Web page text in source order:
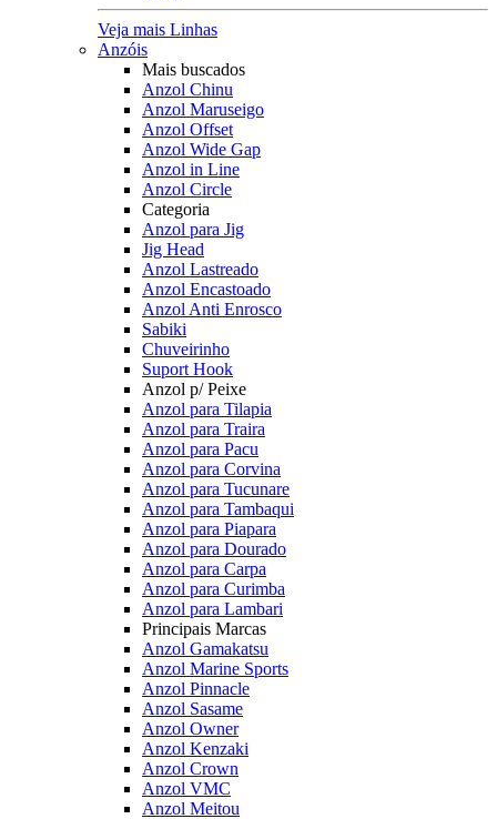
Veja mais Linhas
Anzóis
Mais buscados
Anzol Chinu
Anzol Maruseigo
Anzol Offset
Anzol Wide Gap
Anzol in Line
Anzol Circle
Categoria
Anzol para Jig
Jig Head
Anzol Lastreado
Anzol Encastoado
Anzol Anti Enrosco
Sabiki
Chuveirinho
Suport Hook
Anzol p/ Peixe
Anzol para Tilapia
Anzol para Traira
Anzol para Pacu
Anzol para Corvina
Anzol para Tucunare
Anzol para Tambaqui
Anzol para Piapara
Anzol para Dourado
Anzol para Carpa
Anzol para Curimba
Anzol para Lambari
Principais Marcas
Anzol Gamakatsu
Anzol Marine Sports
Anzol Pinnacle
Anzol Sasame
Anzol Owner
Anzol Kenzaki
Anzol Crown
Anzol VMC
Anzol Meitou